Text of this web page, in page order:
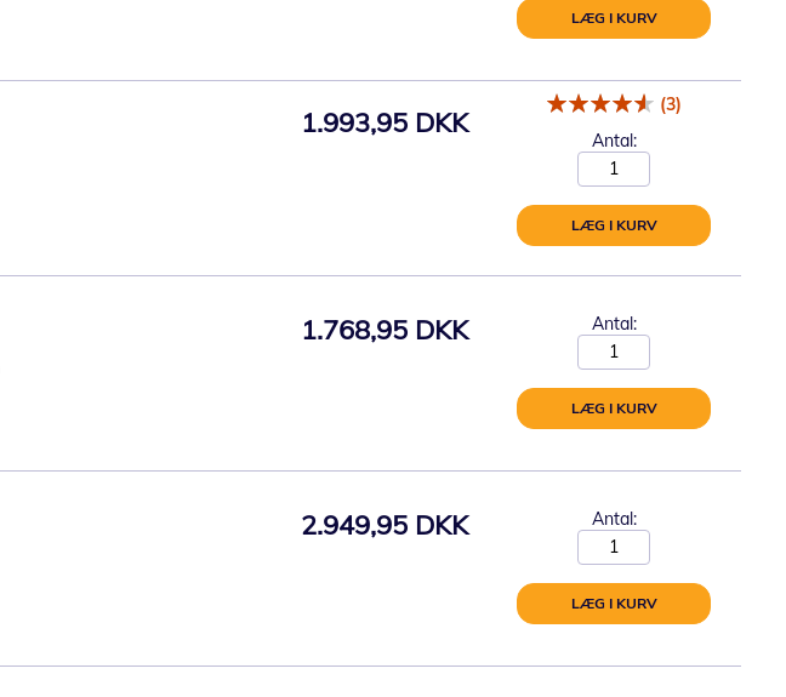
LÆG I KURV
1.993,95 DKK
(3)
Antal:
LÆG I KURV
1.768,95 DKK Antal:
LÆG I KURV
2.949,95 DKK Antal:
LÆG I KURV